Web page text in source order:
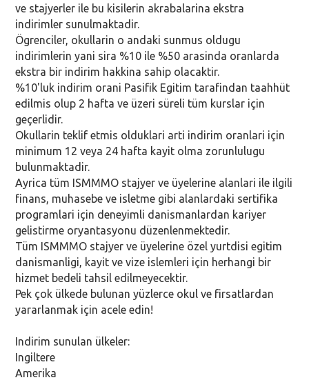
ve stajyerler ile bu kisilerin akrabalarina ekstra
indirimler sunulmaktadir.
Ögrenciler, okullarin o andaki sunmus oldugu
indirimlerin yani sira %10 ile %50 arasinda oranlarda
ekstra bir indirim hakkina sahip olacaktir.
%10'luk indirim orani Pasifik Egitim tarafindan taahhüt
edilmis olup 2 hafta ve üzeri süreli tüm kurslar için
geçerlidir.
Okullarin teklif etmis olduklari arti indirim oranlari için
minimum 12 veya 24 hafta kayit olma zorunlulugu
bulunmaktadir.
Ayrica tüm ISMMMO stajyer ve üyelerine alanlari ile ilgili
finans, muhasebe ve isletme gibi alanlardaki sertifika
programlari için deneyimli danismanlardan kariyer
gelistirme oryantasyonu düzenlenmektedir.
Tüm ISMMMO stajyer ve üyelerine özel yurtdisi egitim
danismanligi, kayit ve vize islemleri için herhangi bir
hizmet bedeli tahsil edilmeyecektir.
Pek çok ülkede bulunan yüzlerce okul ve firsatlardan
yararlanmak için acele edin!
Indirim sunulan ülkeler:
Ingiltere
Amerika